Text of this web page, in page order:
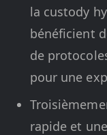
la custody
bénéficient
de
pour une
rapide et